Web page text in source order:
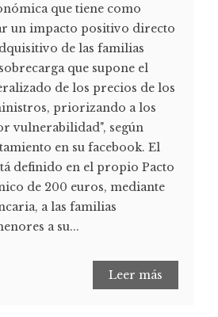
que tiene como
un impacto positivo directo
de las familias
que supone el
de los precios de los
priorizando a los
vulnerabilidad", según
en su facebook. El
definido en el propio Pacto
de 200 euros, mediante
a las familias
a su...
Leer más